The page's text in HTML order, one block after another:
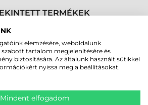
TERMÉKEK
elemzésére, weboldalunk
szabott tartalom megjelenítésére és
biztosítására. Az általunk használt sütikkel
nyissa meg a beállításokat.
Mindent elfogadom